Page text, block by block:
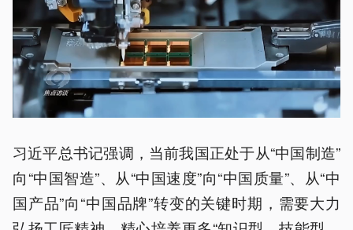
习近平总书记强调，当前我国正处于从“中国制造”
向“中国智造”、从“中国速度”向“中国质量”、从“中
国产品”向“中国品牌”转变的关键时期，需要大力